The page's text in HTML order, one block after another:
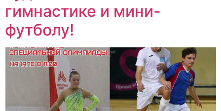
гимнастике и мини-
футболу!